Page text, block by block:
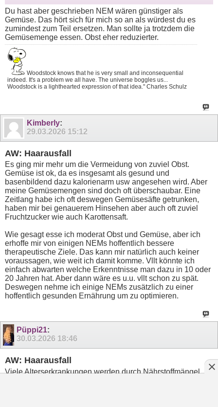
Du hast aber geschrieben NEM wären günstiger als
Gemüse. Das hört sich für mich so an als würdest du es
zumindest zum Teil ersetzen. Man sollte ja trotzdem die
Gemüsemenge essen. Obst eher reduzierter.
Woodstock knows that he is very small and inconsequential
indeed. It's a problem we all have. The universe boggles us...
Woodstock is a lighthearted expression of that idea." Charles Schulz
Kimberly:
29.03.2026 15:12
AW: Haarausfall
Es ging mir mehr um die Vermeidung von zuviel Obst.
Gemüse ist ok, da es insgesamt als gesund und
basenbildend dazu kalorienarm usw angesehen wird. Aber
meine Gemüsemengen sind doch oft überschaubar. Eine
Zeitlang habe ich oft deswegen Gemüsesäfte getrunken,
haben mir bei genauerem Hinsehen aber auch oft zuviel
Fruchtzucker wie auch Karottensaft.
Wie gesagt esse ich moderat Obst und Gemüse, aber ich
erhoffe mir von einigen NEMs hoffentlich bessere
therapeutische Ziele. Das kann mir natürlich auch keiner
voraussagen, wie weit ich damit komme. Vllt könnte ich
einfach abwarten welche Erkenntnisse man dazu in 10 oder
20 Jahren hat. Aber dann wäre es u.u. vllt schon zu spät.
Deswegen nehme ich einige NEMs zusätzlich zu einer
hoffentlich gesunden Ernährung um zu optimieren.
Püppi21:
30.03.2026 18:46
AW: Haarausfall
Viele Alterserkrankungen werden durch Nährstoffmängel